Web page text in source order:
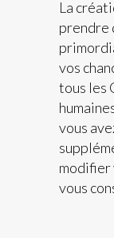
La
prendre
vos
tous les
vous
modifier
vous